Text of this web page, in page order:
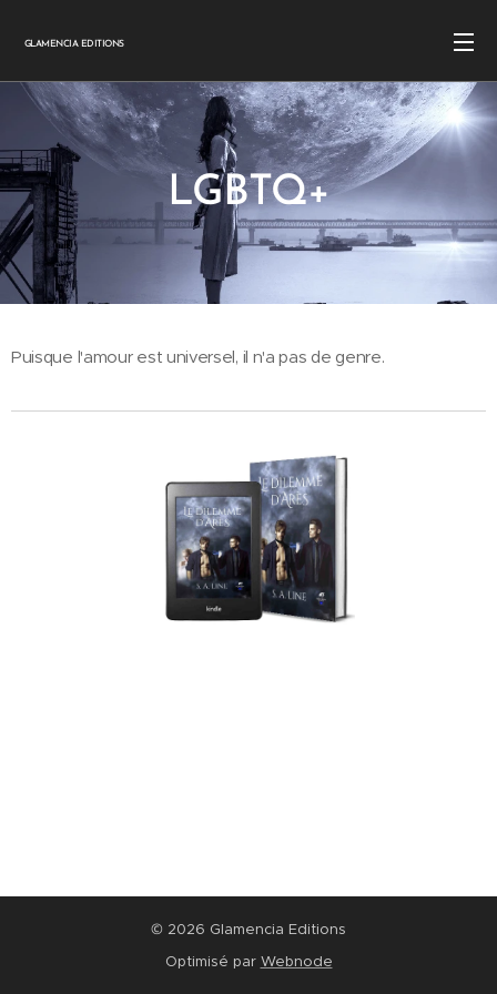
GLAMENCIA EDITIONS
LGBTQ+
Puisque l'amour est universel, il n'a pas de genre.
© 2026 Glamencia Editions
Optimisé par Webnode